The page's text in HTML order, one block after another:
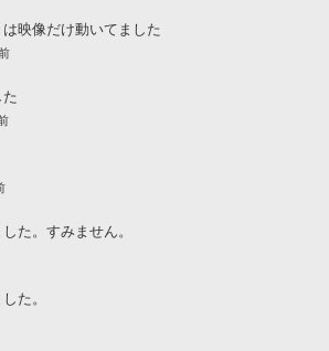
映像だけ動いてました
た。すみません。
た。